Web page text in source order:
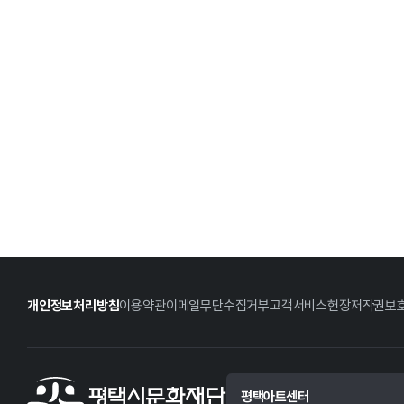
개인정보처리방침이용약관이메일무단수집거부고객서비스헌장저작권보
평택아트센터